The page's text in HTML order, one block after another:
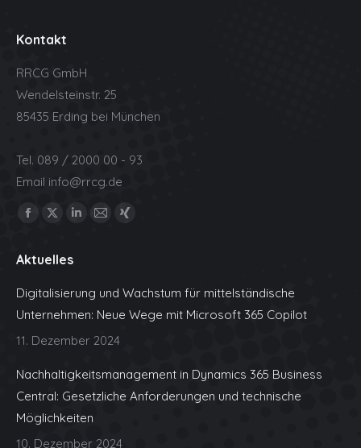
Kontakt
RRCG GmbH
Wendelsteinstr. 25
85435 Erding bei München
Tel. 089 / 2000 00 - 93
Email info@rrcg.de
Find us on:
Facebook
opens
X
opens
Linkedin
Mail
XING
window
Aktuelles
Digitalisierung und Wachstum für mittelständische
Unternehmen: Neue Wege mit Microsoft 365 Copilot
11. Dezember 2024
Nachhaltigkeitsmanagement in Dynamics 365 Business
Central: Gesetzliche Anforderungen und technische
Möglichkeiten
10. Dezember 2024